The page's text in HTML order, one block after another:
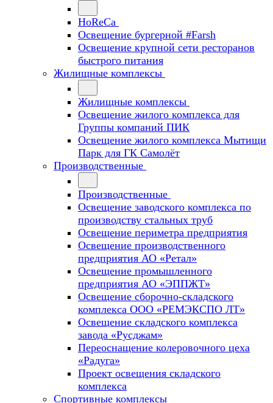
HoReCa
Освещение бургерной #Farsh
Освещение крупной сети ресторанов
быстрого питания
Жилищные комплексы
Жилищные комплексы
Освещение жилого комплекса для
Группы компаний ПИК
Освещение жилого комплекса Мытищи
Парк для ГК Самолёт
Производственные
Производственные
Освещение заводского комплекса по
производству стальных труб
Освещение периметра предприятия
Освещение производственного
предприятия АО «Ретал»
Освещение промышленного
предприятия АО «ЭППЖТ»
Освещение сборочно-складского
комплекса ООО «РЕМЭКСПО ЛТ»
Освещение складского комплекса
завода «Русджам»
Переоснащение колеровочного цеха
«Радуга»
Проект освещения складского
комплекса
Спортивные комплексы